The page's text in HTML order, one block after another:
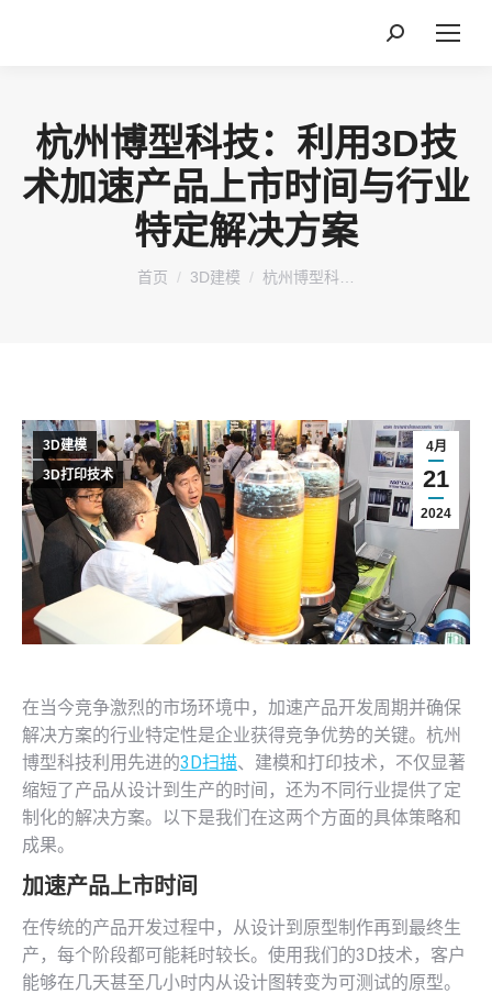
搜
杭州博型科技：利用3D技
术加速产品上市时间与行业
特定解决方案
您在这里：
首页 3D建模 杭州博型科…
4月
21
2024
3D建模
3D打印技术
在当今竞争激烈的市场环境中，加速产品开发周期并确保
解决方案的行业特定性是企业获得竞争优势的关键。杭州
博型科技利用先进的3D扫描、建模和打印技术，不仅显著
缩短了产品从设计到生产的时间，还为不同行业提供了定
制化的解决方案。以下是我们在这两个方面的具体策略和
成果。
加速产品上市时间
在传统的产品开发过程中，从设计到原型制作再到最终生
产，每个阶段都可能耗时较长。使用我们的3D技术，客户
能够在几天甚至几小时内从设计图转变为可测试的原型。